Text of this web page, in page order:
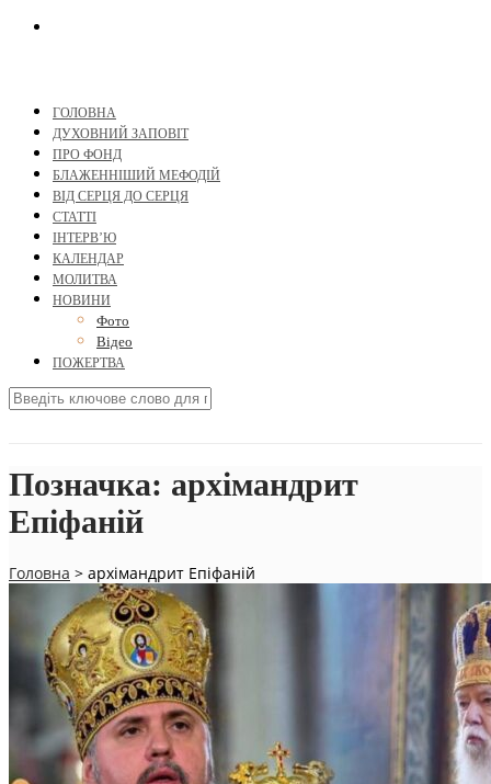
ГОЛОВНА
ДУХОВНИЙ ЗАПОВІТ
ПРО ФОНД
БЛАЖЕННІШИЙ МЕФОДІЙ
ВІД СЕРЦЯ ДО СЕРЦЯ
СТАТТІ
ІНТЕРВ’Ю
КАЛЕНДАР
МОЛИТВА
НОВИНИ
Фото
Відео
ПОЖЕРТВА
Позначка: архімандрит
Епіфаній
Головна > архімандрит Епіфаній